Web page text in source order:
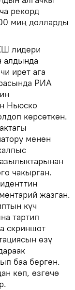
рекорд
миң долларды
лидери
алдында
ирет ага
РИА
Ньюско
көрсөткөн.
менен
чакырган.
жазган.
күч
тартип
скриншот
өзү
баа берген.
көп, өзгөчө